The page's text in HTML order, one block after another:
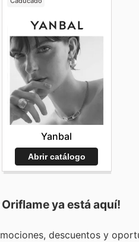
Yanbal
Abrir catálogo
Oriflameya está aquí!